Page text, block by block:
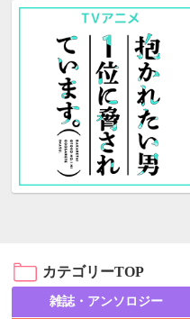
カテゴリーTOP
雑誌・アンソロジー